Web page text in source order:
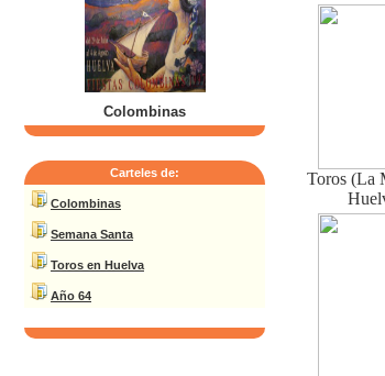
Colombinas
Carteles de:
Colombinas
Semana Santa
Toros en Huelva
Año 64
Toros (La